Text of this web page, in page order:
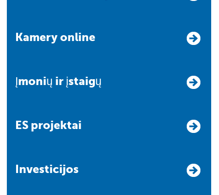
Kamery online
Įmonių ir įstaigų
ES projektai
Investicijos